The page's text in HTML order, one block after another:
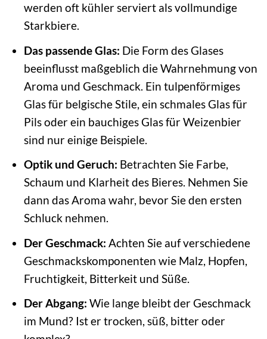
werden oft kühler serviert als vollmundige
Starkbiere.
Das passende Glas: Die Form des Glases
beeinflusst maßgeblich die Wahrnehmung von
Aroma und Geschmack. Ein tulpenförmiges
Glas für belgische Stile, ein schmales Glas für
Pils oder ein bauchiges Glas für Weizenbier
sind nur einige Beispiele.
Optik und Geruch: Betrachten Sie Farbe,
Schaum und Klarheit des Bieres. Nehmen Sie
dann das Aroma wahr, bevor Sie den ersten
Schluck nehmen.
Der Geschmack: Achten Sie auf verschiedene
Geschmackskomponenten wie Malz, Hopfen,
Fruchtigkeit, Bitterkeit und Süße.
Der Abgang: Wie lange bleibt der Geschmack
im Mund? Ist er trocken, süß, bitter oder